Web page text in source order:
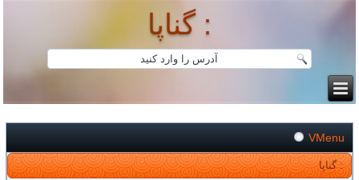
گناپا :
VMenu
گناپا :